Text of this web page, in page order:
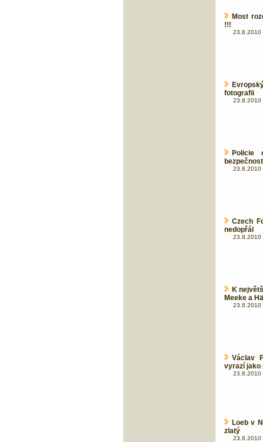
Most
!!!
23.8.2010
fotografii
23.8.2010
Policie
23.8.2010
Czech
nedopřál
23.8.2010
K
Meeke a
23.8.2010
Václav
vyrazí jako
23.8.2010
Loeb v
zlatý
23.8.2010